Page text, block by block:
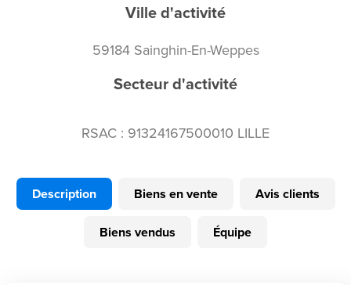
Ville d'activité
59184 Sainghin-En-Weppes
Secteur d'activité
RSAC : 91324167500010 LILLE
Description Biens en vente Avis clients
Biens vendus Équipe